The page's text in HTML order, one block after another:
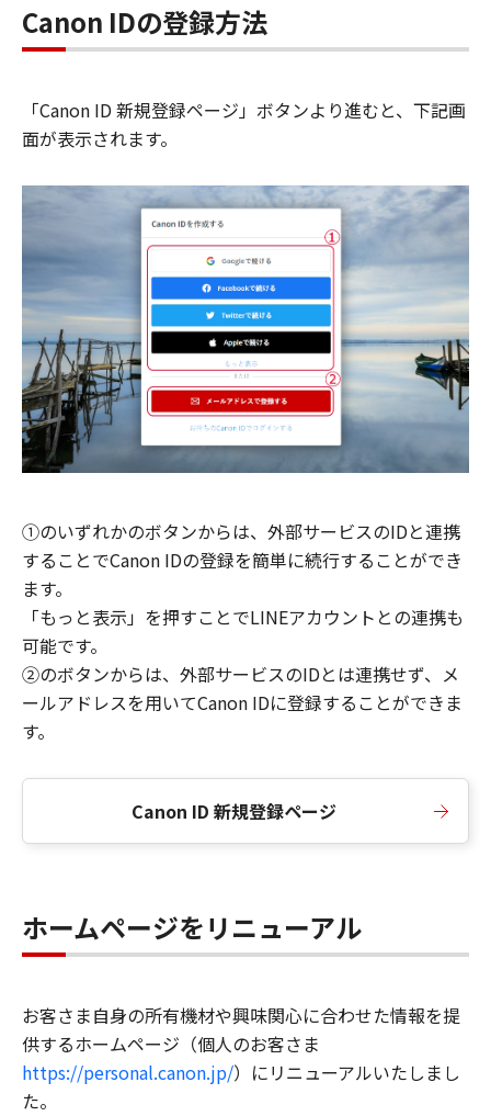
Canon IDの登録方法
「Canon ID 新規登録ページ」ボタンより進むと、下記画
面が表示されます。
①のいずれかのボタンからは、外部サービスのIDと連携
することでCanon IDの登録を簡単に続行することができ
ます。
「もっと表示」を押すことでLINEアカウントとの連携も
可能です。
②のボタンからは、外部サービスのIDとは連携せず、メ
ールアドレスを用いてCanon IDに登録することができま
す。
Canon ID 新規登録ページ
ホームページをリニューアル
お客さま自身の所有機材や興味関心に合わせた情報を提
供するホームページ（個人のお客さま
https://personal.canon.jp/）にリニューアルいたしまし
た。